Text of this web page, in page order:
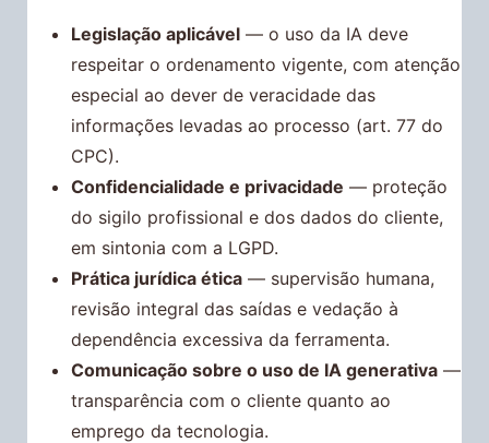
Legislação aplicável — o uso da IA deve
respeitar o ordenamento vigente, com atenção
especial ao dever de veracidade das
informações levadas ao processo (art. 77 do
CPC).
Confidencialidade e privacidade — proteção
do sigilo profissional e dos dados do cliente,
em sintonia com a LGPD.
Prática jurídica ética — supervisão humana,
revisão integral das saídas e vedação à
dependência excessiva da ferramenta.
Comunicação sobre o uso de IA generativa —
transparência com o cliente quanto ao
emprego da tecnologia.